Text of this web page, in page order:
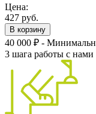
Цена:
427 руб.
В корзину
40 000 ₽ -
3 шага работы с нами